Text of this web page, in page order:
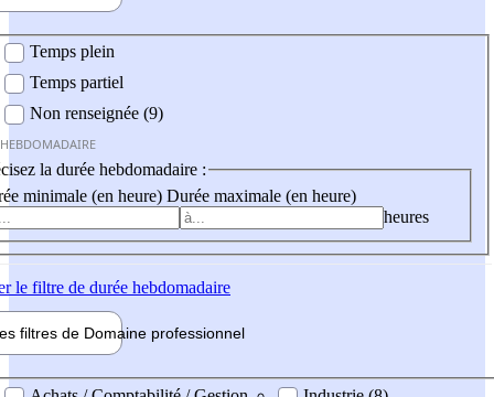
Temps plein
Temps partiel
Non renseignée (9)
la durée hebdomadaire :
minimale (en heure) Durée maximale (en heure)
heures
le filtre de durée hebdomadaire
filtres de Domaine professionnel